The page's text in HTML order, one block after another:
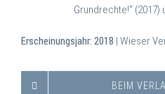
Grundrechte!“ (2017)
Erscheinungsjahr: 2018 | Wieser
BEIM